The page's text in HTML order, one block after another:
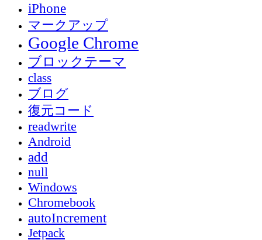
iPhone
マークアップ
Google Chrome
ブロックテーマ
class
ブログ
復元コード
readwrite
Android
add
null
Windows
Chromebook
autoIncrement
Jetpack